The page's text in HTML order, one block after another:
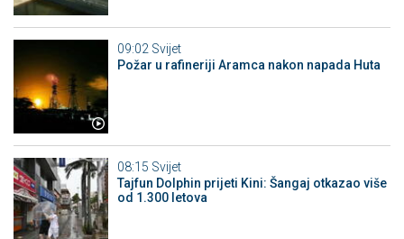
09:02 Svijet
Požar u rafineriji Aramca nakon napada Huta
08:15 Svijet
Tajfun Dolphin prijeti Kini: Šangaj otkazao više
od 1.300 letova